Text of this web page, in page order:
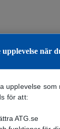
när
upplevelse som
för att:
ATG.se